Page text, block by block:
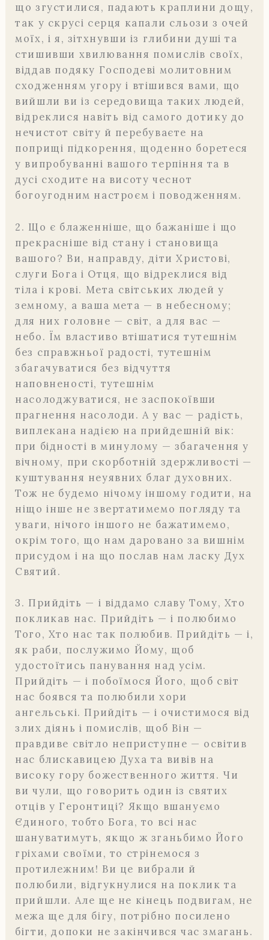
що згустилися, падають краплини дощу,
так у скрусі серця капали сльози з очей
моїх, і я, зітхнувши із глибини душі та
стишивши хвилювання помислів своїх,
віддав подяку Господеві молитовним
сходженням угору і втішився вами, що
вийшли ви із середовища таких людей,
відреклися навіть від самого дотику до
нечистот світу й перебуваєте на
поприщі підкорення, щоденно боретеся
у випробуванні вашого терпіння та в
дусі сходите на висоту чеснот
богоугодним настроєм і поводженням.
2. Що є блаженніше, що бажаніше і що
прекрасніше від стану і становища
вашого? Ви, направду, діти Христові,
слуги Бога і Отця, що відреклися від
тіла і крові. Мета світських людей у
земному, а ваша мета — в небесному;
для них головне — світ, а для вас —
небо. Їм властиво втішатися тутешнім
без справжньої радості, тутешнім
збагачуватися без відчуття
наповненості, тутешнім
насолоджуватися, не заспокоївши
прагнення насолоди. А у вас — радість,
виплекана надією на прийдешній вік:
при бідності в минулому — збагачення у
вічному, при скорботній здержливості —
куштування неуявних благ духовних.
Тож не будемо нічому іншому годити, на
ніщо інше не звертатимемо погляду та
уваги, нічого іншого не бажатимемо,
окрім того, що нам даровано за вишнім
присудом і на що послав нам ласку Дух
Святий.
3. Прийдіть — і віддамо славу Тому, Хто
покликав нас. Прийдіть — і полюбимо
Того, Хто нас так полюбив. Прийдіть — і,
як раби, послужимо Йому, щоб
удостоїтись панування над усім.
Прийдіть — і побоїмося Його, щоб світ
нас боявся та полюбили хори
ангельські. Прийдіть — і очистимося від
злих діянь і помислів, щоб Він —
правдиве світло неприступне — освітив
нас блискавицею Духа та вивів на
високу гору божественного життя. Чи
ви чули, що говорить один із святих
отців у Геронтиці? Якщо вшануємо
Єдиного, тобто Бога, то всі нас
шануватимуть, якщо ж зганьбимо Його
гріхами своїми, то стрінемося з
протилежним! Ви це вибрали й
полюбили, відгукнулися на поклик та
прийшли. Але ще не кінець подвигам, не
межа ще для бігу, потрібно посилено
бігти, допоки не закінчився час змагань.